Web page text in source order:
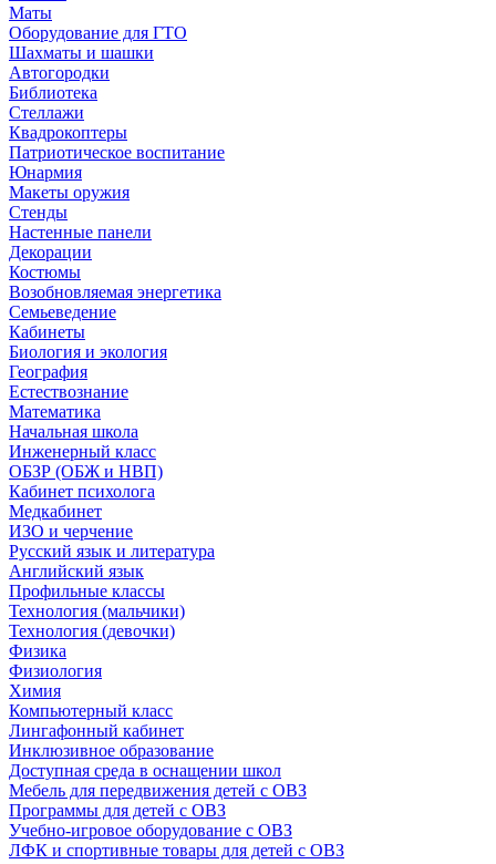
Маты
Оборудование для ГТО
Шахматы и шашки
Автогородки
Библиотека
Стеллажи
Квадрокоптеры
Патриотическое воспитание
Юнармия
Макеты оружия
Стенды
Настенные панели
Декорации
Костюмы
Возобновляемая энергетика
Семьеведение
Кабинеты
Биология и экология
География
Естествознание
Математика
Начальная школа
Инженерный класс
ОБЗР (ОБЖ и НВП)
Кабинет психолога
Медкабинет
ИЗО и черчение
Русский язык и литература
Английский язык
Профильные классы
Технология (мальчики)
Технология (девочки)
Физика
Физиология
Химия
Компьютерный класс
Лингафонный кабинет
Инклюзивное образование
Доступная среда в оснащении школ
Мебель для передвижения детей с ОВЗ
Программы для детей с ОВЗ
Учебно-игровое оборудование с ОВЗ
ЛФК и спортивные товары для детей с ОВЗ